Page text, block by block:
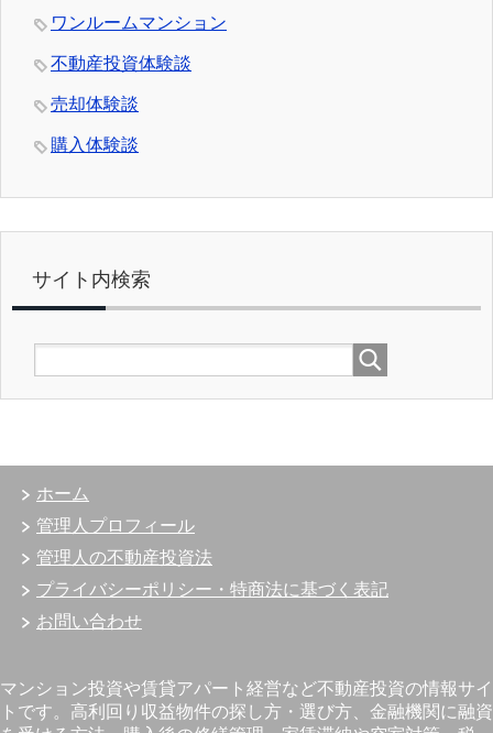
ワンルームマンション
不動産投資体験談
売却体験談
購入体験談
サイト内検索
ホーム
管理人プロフィール
管理人の不動産投資法
プライバシーポリシー・特商法に基づく表記
お問い合わせ
マンション投資や賃貸アパート経営など不動産投資の情報サイ
トです。高利回り収益物件の探し方・選び方、金融機関に融資